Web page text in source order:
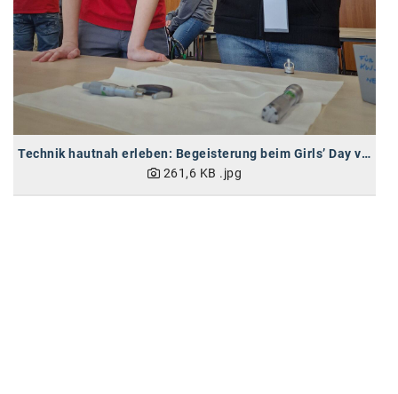
Kontakt
Technik hautnah erleben: Begeisterung beim Girls’ Day von BRP-Rotax
261,6 KB .jpg